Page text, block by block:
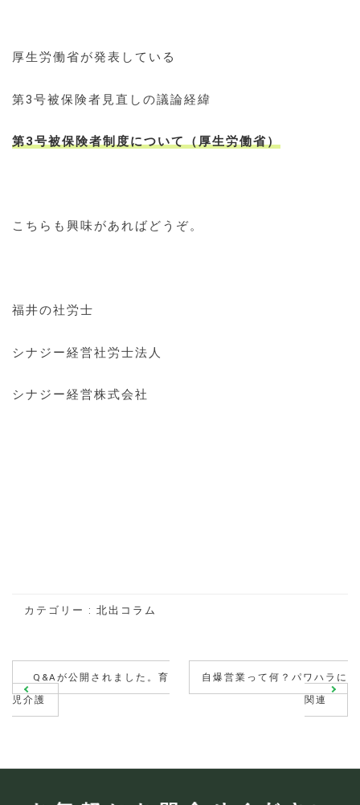
厚生労働省が発表している
第3号被保険者見直しの議論経緯
第3号被保険者制度について（厚生労働省）
こちらも興味があればどうぞ。
福井の社労士
シナジー経営社労士法人
シナジー経営株式会社
カテゴリー : 北出コラム
投
稿
ビ
Q&Aが公開されました。育
児介護
自爆営業って何？パワハラに
関連